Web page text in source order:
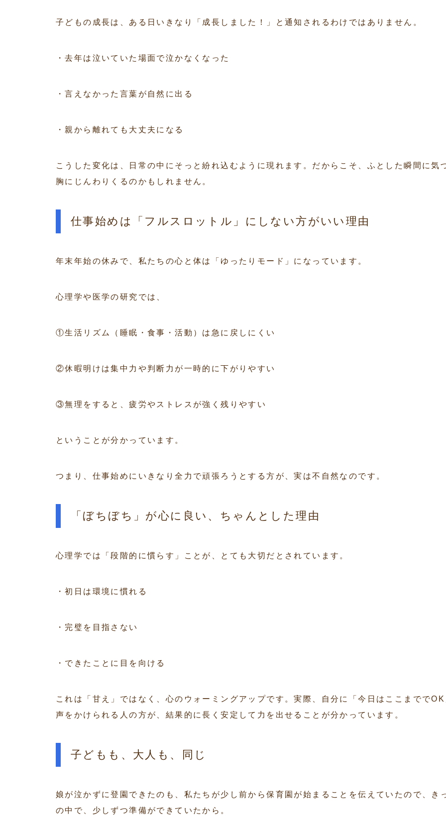
子どもの成長は、ある日いきなり「成長しました！」と通知されるわけではありません。
・去年は泣いていた場面で泣かなくなった
・言えなかった言葉が自然に出る
・親から離れても大丈夫になる
こうした変化は、日常の中にそっと紛れ込むように現れます。だからこそ、ふとした瞬間に気
胸にじんわりくるのかもしれません。
仕事始めは「フルスロットル」にしない方がいい理由
年末年始の休みで、私たちの心と体は「ゆったりモード」になっています。
心理学や医学の研究では、
①生活リズム（睡眠・食事・活動）は急に戻しにくい
②休暇明けは集中力や判断力が一時的に下がりやすい
③無理をすると、疲労やストレスが強く残りやすい
ということが分かっています。
つまり、仕事始めにいきなり全力で頑張ろうとする方が、実は不自然なのです。
「ぼちぼち」が心に良い、ちゃんとした理由
心理学では「段階的に慣らす」ことが、とても大切だとされています。
・初日は環境に慣れる
・完璧を目指さない
・できたことに目を向ける
これは「甘え」ではなく、心のウォーミングアップです。実際、自分に「今日はここまでで
声をかけられる人の方が、結果的に長く安定して力を出せることが分かっています。
子どもも、大人も、同じ
娘が泣かずに登園できたのも、私たちが少し前から保育園が始まることを伝えていたので、き
の中で、少しずつ準備ができていたから。